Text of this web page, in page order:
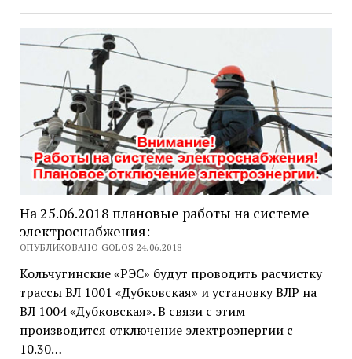
На 25.06.2018 плановые работы на системе
электроснабжения:
ОПУБЛИКОВАНО GOLOS 24.06.2018
Кольчугинские «РЭС» будут проводить расчистку
трассы ВЛ 1001 «Дубковская» и установку ВЛР на
ВЛ 1004 «Дубковская». В связи с этим
производится отключение электроэнергии с
10.30…